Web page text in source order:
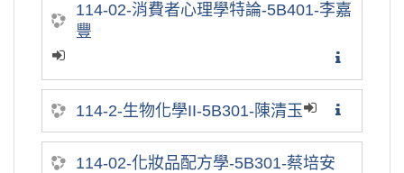
114-02-消費者心理學特論-5B401-李嘉
豐
114-2-生物化學II-5B301-陳清玉
114-02-化妝品配方學-5B301-蔡培安